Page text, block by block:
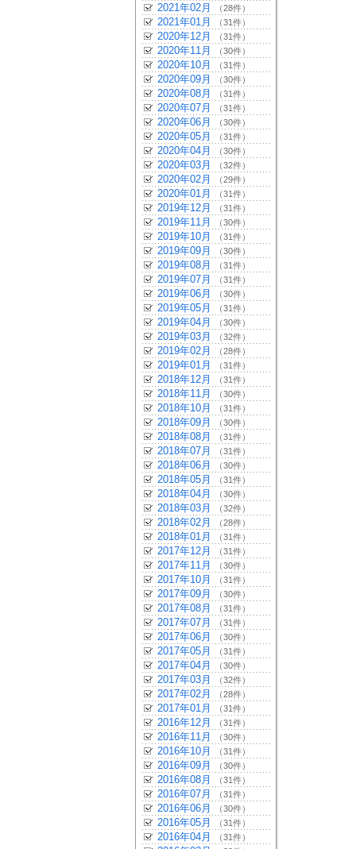
2021年02月 （28件）
2021年01月 （31件）
2020年12月 （31件）
2020年11月 （30件）
2020年10月 （31件）
2020年09月 （30件）
2020年08月 （31件）
2020年07月 （31件）
2020年06月 （30件）
2020年05月 （31件）
2020年04月 （30件）
2020年03月 （32件）
2020年02月 （29件）
2020年01月 （31件）
2019年12月 （31件）
2019年11月 （30件）
2019年10月 （31件）
2019年09月 （30件）
2019年08月 （31件）
2019年07月 （31件）
2019年06月 （30件）
2019年05月 （31件）
2019年04月 （30件）
2019年03月 （32件）
2019年02月 （28件）
2019年01月 （31件）
2018年12月 （31件）
2018年11月 （30件）
2018年10月 （31件）
2018年09月 （30件）
2018年08月 （31件）
2018年07月 （31件）
2018年06月 （30件）
2018年05月 （31件）
2018年04月 （30件）
2018年03月 （32件）
2018年02月 （28件）
2018年01月 （31件）
2017年12月 （31件）
2017年11月 （30件）
2017年10月 （31件）
2017年09月 （30件）
2017年08月 （31件）
2017年07月 （31件）
2017年06月 （30件）
2017年05月 （31件）
2017年04月 （30件）
2017年03月 （32件）
2017年02月 （28件）
2017年01月 （31件）
2016年12月 （31件）
2016年11月 （30件）
2016年10月 （31件）
2016年09月 （30件）
2016年08月 （31件）
2016年07月 （31件）
2016年06月 （30件）
2016年05月 （31件）
2016年04月 （31件）